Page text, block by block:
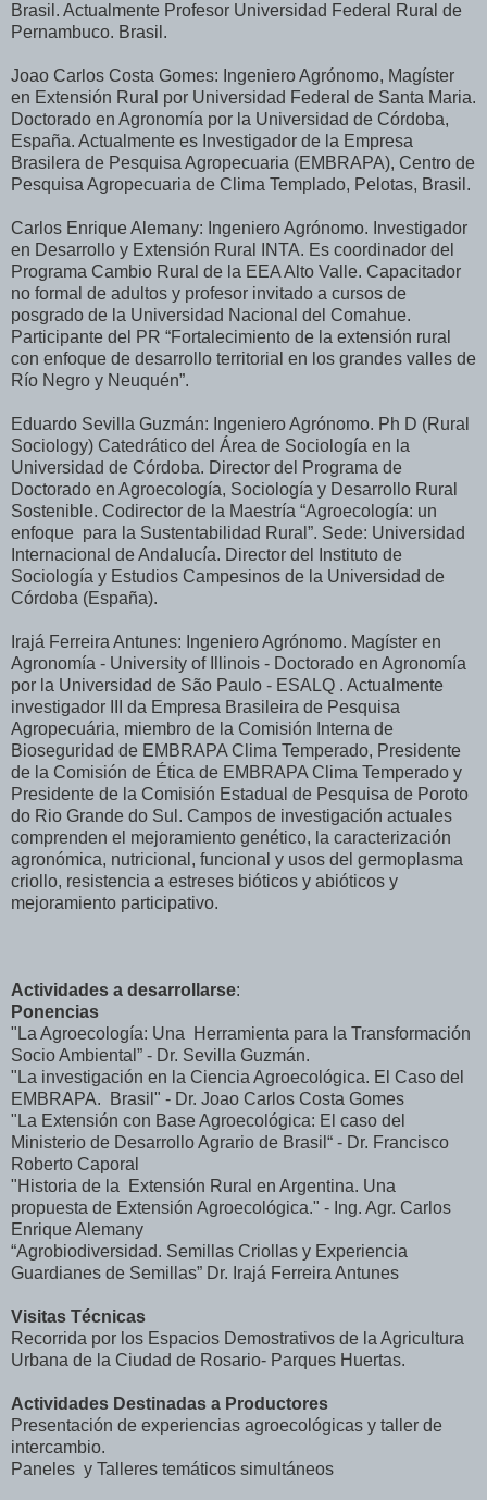
Brasil. Actualmente Profesor Universidad Federal Rural de
Pernambuco. Brasil.
Joao Carlos Costa Gomes: Ingeniero Agrónomo, Magíster
en Extensión Rural por Universidad Federal de Santa Maria.
Doctorado en Agronomía por la Universidad de Córdoba,
España. Actualmente es Investigador de la Empresa
Brasilera de Pesquisa Agropecuaria (EMBRAPA), Centro de
Pesquisa Agropecuaria de Clima Templado, Pelotas, Brasil.
Carlos Enrique Alemany: Ingeniero Agrónomo. Investigador
en Desarrollo y Extensión Rural INTA. Es coordinador del
Programa Cambio Rural de la EEA Alto Valle. Capacitador
no formal de adultos y profesor invitado a cursos de
posgrado de la Universidad Nacional del Comahue.
Participante del PR “Fortalecimiento de la extensión rural
con enfoque de desarrollo territorial en los grandes valles de
Río Negro y Neuquén”.
Eduardo Sevilla Guzmán: Ingeniero Agrónomo. Ph D (Rural
Sociology) Catedrático del Área de Sociología en la
Universidad de Córdoba. Director del Programa de
Doctorado en Agroecología, Sociología y Desarrollo Rural
Sostenible. Codirector de la Maestría “Agroecología: un
enfoque para la Sustentabilidad Rural”. Sede: Universidad
Internacional de Andalucía. Director del Instituto de
Sociología y Estudios Campesinos de la Universidad de
Córdoba (España).
Irajá Ferreira Antunes: Ingeniero Agrónomo. Magíster en
Agronomía - University of Illinois - Doctorado en Agronomía
por la Universidad de São Paulo - ESALQ . Actualmente
investigador III da Empresa Brasileira de Pesquisa
Agropecuária, miembro de la Comisión Interna de
Bioseguridad de EMBRAPA Clima Temperado, Presidente
de la Comisión de Ética de EMBRAPA Clima Temperado y
Presidente de la Comisión Estadual de Pesquisa de Poroto
do Rio Grande do Sul. Campos de investigación actuales
comprenden el mejoramiento genético, la caracterización
agronómica, nutricional, funcional y usos del germoplasma
criollo, resistencia a estreses bióticos y abióticos y
mejoramiento participativo.
Actividades a desarrollarse:
Ponencias
"La Agroecología: Una Herramienta para la Transformación
Socio Ambiental” - Dr. Sevilla Guzmán.
"La investigación en la Ciencia Agroecológica. El Caso del
EMBRAPA. Brasil" - Dr. Joao Carlos Costa Gomes
"La Extensión con Base Agroecológica: El caso del
Ministerio de Desarrollo Agrario de Brasil“ - Dr. Francisco
Roberto Caporal
"Historia de la Extensión Rural en Argentina. Una
propuesta de Extensión Agroecológica." - Ing. Agr. Carlos
Enrique Alemany
“Agrobiodiversidad. Semillas Criollas y Experiencia
Guardianes de Semillas” Dr. Irajá Ferreira Antunes
Visitas Técnicas
Recorrida por los Espacios Demostrativos de la Agricultura
Urbana de la Ciudad de Rosario- Parques Huertas.
Actividades Destinadas a Productores
Presentación de experiencias agroecológicas y taller de
intercambio.
Paneles y Talleres temáticos simultáneos